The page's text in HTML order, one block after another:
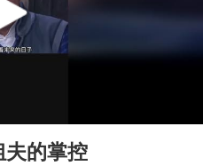
技发行价格150.80元/股
宇树科技王兴兴身家有望超200亿元
已秘密设立古巴工作组
的掌控